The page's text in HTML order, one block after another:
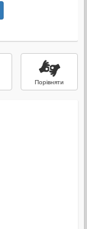
Порівняти